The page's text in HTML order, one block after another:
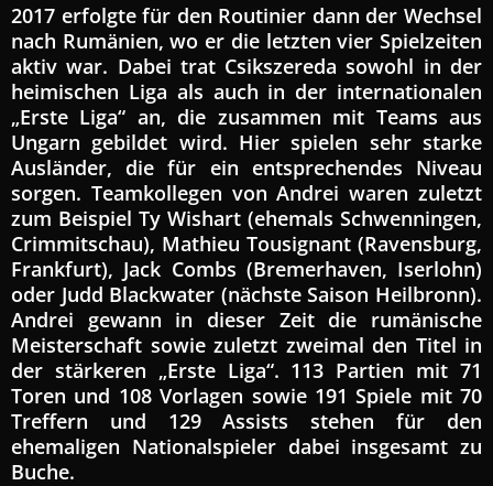
2017 erfolgte für den Routinier dann der Wechsel
nach Rumänien, wo er die letzten vier Spielzeiten
aktiv war. Dabei trat Csikszereda sowohl in der
heimischen Liga als auch in der internationalen
„Erste Liga“ an, die zusammen mit Teams aus
Ungarn gebildet wird. Hier spielen sehr starke
Ausländer, die für ein entsprechendes Niveau
sorgen. Teamkollegen von Andrei waren zuletzt
zum Beispiel Ty Wishart (ehemals Schwenningen,
Crimmitschau), Mathieu Tousignant (Ravensburg,
Frankfurt), Jack Combs (Bremerhaven, Iserlohn)
oder Judd Blackwater (nächste Saison Heilbronn).
Andrei gewann in dieser Zeit die rumänische
Meisterschaft sowie zuletzt zweimal den Titel in
der stärkeren „Erste Liga“. 113 Partien mit 71
Toren und 108 Vorlagen sowie 191 Spiele mit 70
Treffern und 129 Assists stehen für den
ehemaligen Nationalspieler dabei insgesamt zu
Buche.